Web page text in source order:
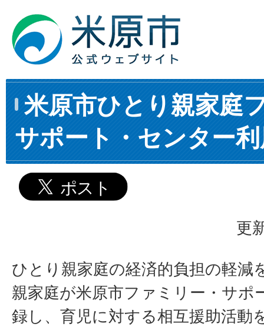
米原市ひとり親家庭
サポート・センター
更
ひとり親家庭の経済的負担の軽減
親家庭が米原市ファミリー・サポ
録し、育児に対する相互援助活動